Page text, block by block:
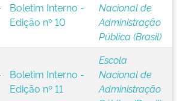
Boletim Interno -
Edição nº 10
Nacional de
Administração
Pública (Brasil)
Boletim Interno -
Edição nº 11
Escola
Nacional de
Administração